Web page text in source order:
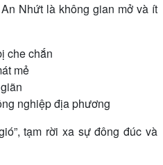
Nhứt là không gian mở và ít
che chắn
mẻ
nghiệp địa phương
tạm rời xa sự đông đúc và